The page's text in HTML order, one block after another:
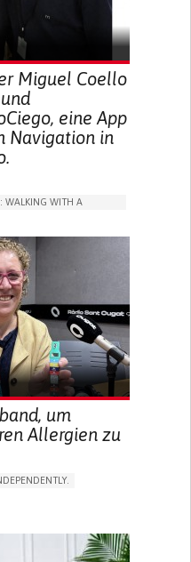
Miguel Coello
eine App
Navigation in
WALKING WITH A
WITH WEARABLE)
OR ISOLATION
INTEGRATION
um
Allergien zu
ACCESSORIES,